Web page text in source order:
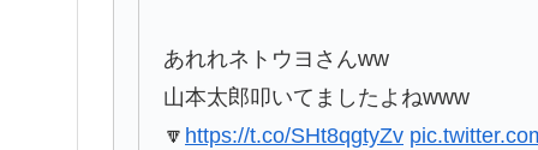
あれれネトウヨさんww
山本太郎叩いてましたよねwww
🔽 https://t.co/SHt8qgtyZv